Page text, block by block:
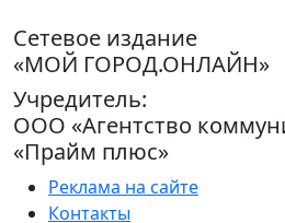
Сетевое издание
«МОЙ ГОРОД.ОНЛАЙН»
Учредитель:
ООО «Агентство
«Прайм плюс»
Реклама на сайте
Контакты